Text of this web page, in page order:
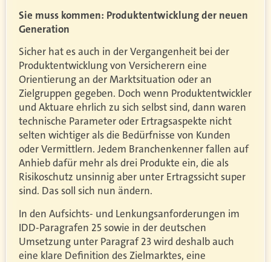
Sie muss kommen: Produktentwicklung der neuen
Generation
Sicher hat es auch in der Vergangenheit bei der
Produktentwicklung von Versicherern eine
Orientierung an der Marktsituation oder an
Zielgruppen gegeben. Doch wenn Produktentwickler
und Aktuare ehrlich zu sich selbst sind, dann waren
technische Parameter oder Ertragsaspekte nicht
selten wichtiger als die Bedürfnisse von Kunden
oder Vermittlern. Jedem Branchenkenner fallen auf
Anhieb dafür mehr als drei Produkte ein, die als
Risikoschutz unsinnig aber unter Ertragssicht super
sind. Das soll sich nun ändern.
In den Aufsichts- und Lenkungsanforderungen im
IDD-Paragrafen 25 sowie in der deutschen
Umsetzung unter Paragraf 23 wird deshalb auch
eine klare Definition des Zielmarktes, eine